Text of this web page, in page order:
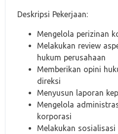
Deskripsi Pekerjaan:
Mengelola perizinan
Melakukan review
hukum perusahaan
Memberikan opini
direksi
Menyusun laporan
Mengelola
korporasi
Melakukan